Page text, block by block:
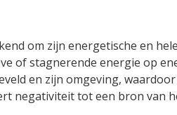
om zijn energetische en
of stagnerende energie op
en zijn omgeving,
negativiteit tot een bron van